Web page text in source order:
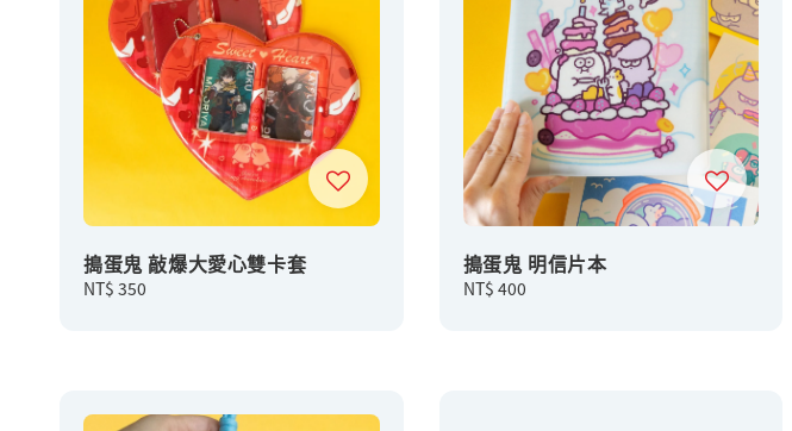
搗蛋鬼 敲爆大愛心雙卡套
Regular
NT$ 350
搗蛋鬼 明信片本
Regular
NT$ 400